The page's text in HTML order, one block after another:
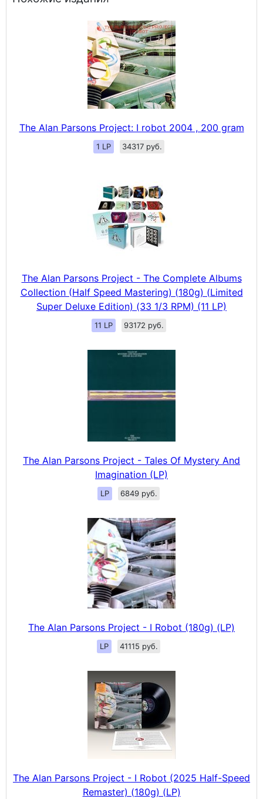
The Alan Parsons Project: I robot 2004 , 200 gram
1 LP 34317 руб.
The Alan Parsons Project - The Complete Albums
Collection (Half Speed Mastering) (180g) (Limited
Super Deluxe Edition) (33 1/3 RPM) (11 LP)
11 LP 93172 руб.
The Alan Parsons Project - Tales Of Mystery And
Imagination (LP)
LP 6849 руб.
The Alan Parsons Project - I Robot (180g) (LP)
LP 41115 руб.
The Alan Parsons Project - I Robot (2025 Half-Speed
Remaster) (180g) (LP)